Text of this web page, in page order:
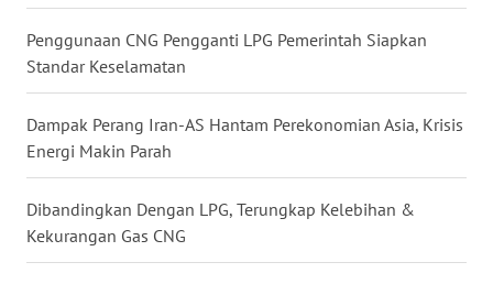
Penggunaan CNG Pengganti LPG Pemerintah Siapkan
Standar Keselamatan
Dampak Perang Iran-AS Hantam Perekonomian Asia, Krisis
Energi Makin Parah
Dibandingkan Dengan LPG, Terungkap Kelebihan &
Kekurangan Gas CNG
WN
WN
TOBA